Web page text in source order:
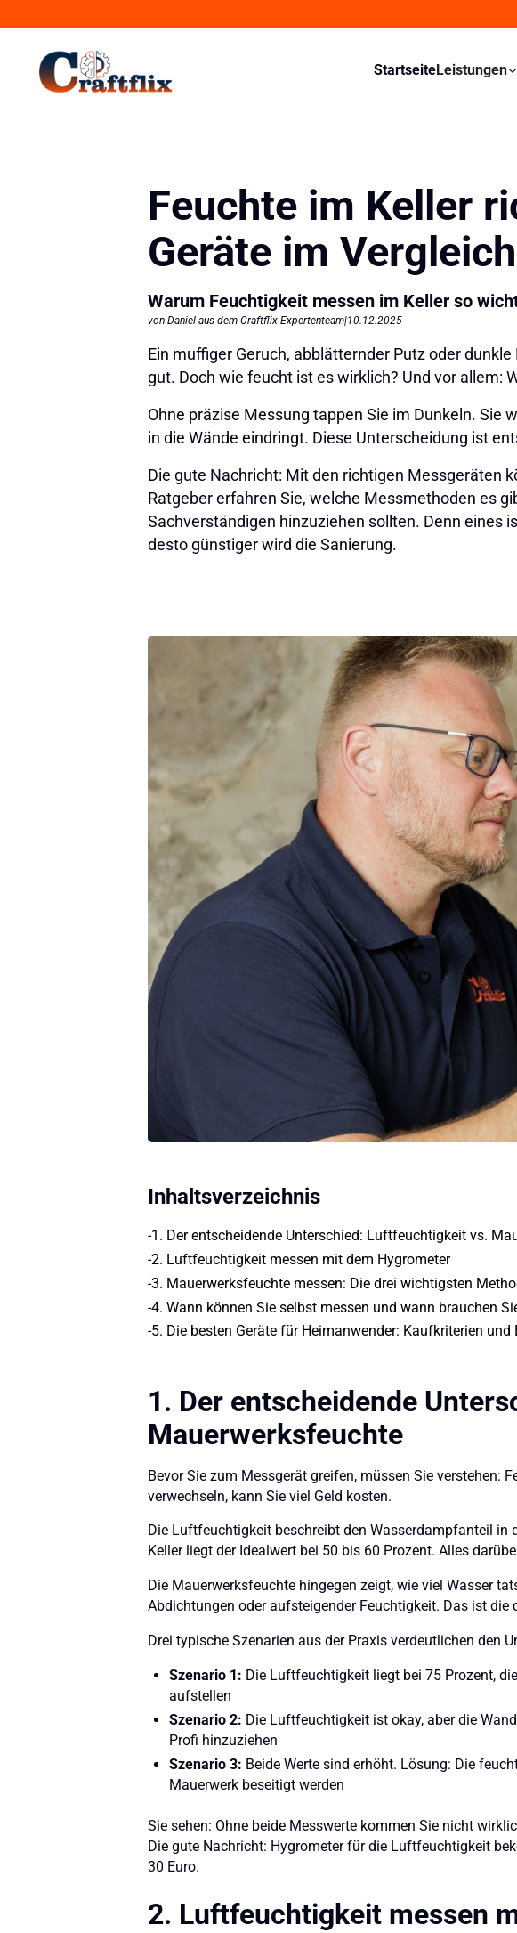
StartseiteLeistungen
Feuchte im Keller
Geräte im Vergleich
Warum Feuchtigkeit messen im Keller so
von Daniel aus dem Craftflix-Expertenteam|10.12.2025
Ein muffiger Geruch, abblätternder Putz oder
gut. Doch wie feucht ist es wirklich? Und vor allem:
Ohne präzise Messung tappen Sie im Dunkeln. Sie
in die Wände eindringt. Diese Unterscheidung ist
Die gute Nachricht: Mit den richtigen Messgeräten
Ratgeber erfahren Sie, welche Messmethoden es
Sachverständigen hinzuziehen sollten. Denn eines
desto günstiger wird die Sanierung.
Inhaltsverzeichnis
-1. Der entscheidende Unterschied: Luftfeuchtigkeit vs.
-2. Luftfeuchtigkeit messen mit dem Hygrometer
-3. Mauerwerksfeuchte messen: Die drei wichtigsten
-4. Wann können Sie selbst messen und wann brauchen
-5. Die besten Geräte für Heimanwender: Kaufkriterien und
1. Der entscheidende
Mauerwerksfeuchte
Bevor Sie zum Messgerät greifen, müssen Sie verstehen:
verwechseln, kann Sie viel Geld kosten.
Die Luftfeuchtigkeit beschreibt den Wasserdampfanteil
Keller liegt der Idealwert bei 50 bis 60 Prozent. Alles
Die Mauerwerksfeuchte hingegen zeigt, wie viel Wasser
Abdichtungen oder aufsteigender Feuchtigkeit. Das ist
Drei typische Szenarien aus der Praxis verdeutlichen den
Szenario 1: Die Luftfeuchtigkeit liegt bei 75 Prozent,
aufstellen
Szenario 2: Die Luftfeuchtigkeit ist okay, aber die
Profi hinzuziehen
Szenario 3: Beide Werte sind erhöht. Lösung: Die
Mauerwerk beseitigt werden
Sie sehen: Ohne beide Messwerte kommen Sie nicht
Die gute Nachricht: Hygrometer für die Luftfeuchtigkeit
30 Euro.
2. Luftfeuchtigkeit messen